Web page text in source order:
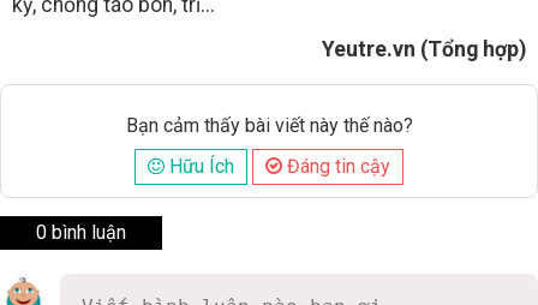
kỳ, chống táo bón, trĩ...
Yeutre.vn (Tổng hợp)
Bạn cảm thấy bài viết này thế nào?
Hữu Ích
Đáng tin cậy
0 bình luận